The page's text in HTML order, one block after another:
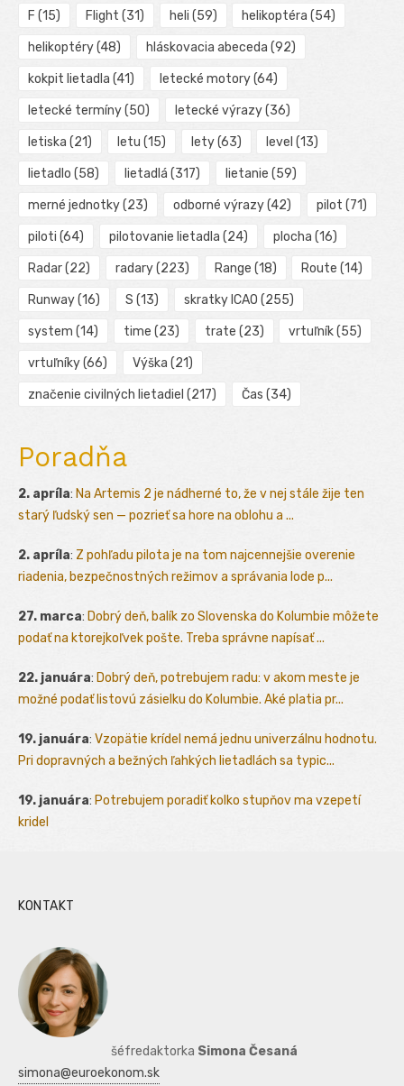
F (15) Flight (31) heli (59) helikoptéra (54)
helikoptéry(48) hláskovacia abeceda (92)
kokpit lietadla (41) letecké motory(64)
letecké termíny(50) letecké výrazy(36)
letiska (21) letu (15) lety(63) level (13)
lietadlo (58) lietadlá (317) lietanie (59)
merné jednotky(23) odborné výrazy(42) pilot (71)
piloti (64) pilotovanie lietadla (24) plocha (16)
Radar(22) radary(223) Range (18) Route (14)
Runway(16) S (13) skratky ICAO (255)
system (14) time (23) trate (23) vrtuľník(55)
vrtuľníky(66) Výška (21)
značenie civilných lietadiel (217) Čas (34)
Poradňa
2. apríla: Na Artemis 2 je nádherné to, že v nej stále žije ten
starý ľudský sen — pozrieť sa hore na oblohu a ...
2. apríla: Z pohľadu pilota je na tom najcennejšie overenie
riadenia, bezpečnostných režimov a správania lode p...
27. marca: Dobrý deň, balík zo Slovenska do Kolumbie môžete
podať na ktorejkoľvek pošte. Treba správne napísať ...
22. januára: Dobrý deň, potrebujem radu: v akom meste je
možné podať listovú zásielku do Kolumbie. Aké platia pr...
19. januára: Vzopätie krídel nemá jednu univerzálnu hodnotu.
Pri dopravných a bežných ľahkých lietadlách sa typic...
19. januára: Potrebujem poradiť kolko stupňov ma vzepetí
kridel
KONTAKT
šéfredaktorka Simona Česaná
simona@euroekonom.sk